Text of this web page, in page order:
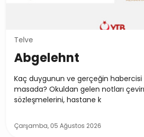
Telve
Abgelehnt
Kaç duygunun ve gerçeğin
masada? Okuldan gelen notları
sözleşmelerini, hastane k
Çarşamba, 05 Ağustos 2026